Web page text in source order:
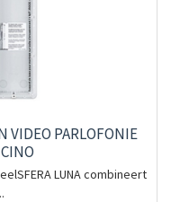
VIDEO PARLOFONIE
LUNA combineert